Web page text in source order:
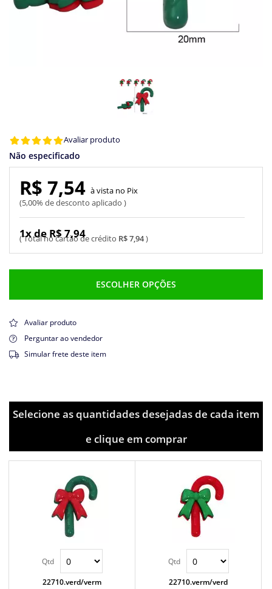
Avaliar produto
Não especificado
R$ 7,94
1x de R$ 7,94
R$ 7,54
5,00% de desconto aplicado
Pix
ESCOLHER OPÇÕES
Avaliar produto
Perguntar ao vendedor
Simular frete deste item
Selecione as quantidades desejadas de cada item
e clique em comprar
22710.verd/verm
22710.verm/verd